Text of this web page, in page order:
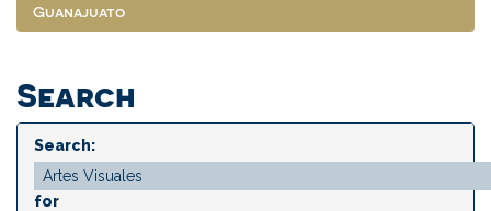
Guanajuato
Search
Search:
for